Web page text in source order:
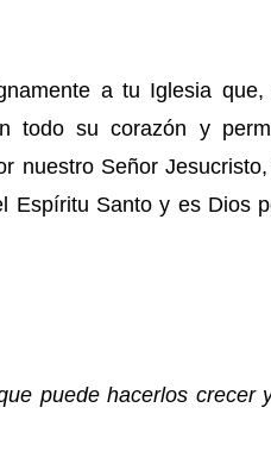
a tu Iglesia que,
todo su corazón y
nuestro Señor
Espíritu Santo y es Dios
puede hacerlos crecer